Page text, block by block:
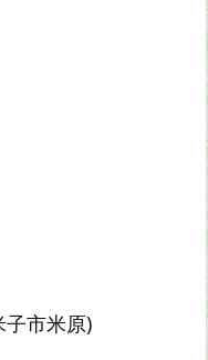
子市米原)